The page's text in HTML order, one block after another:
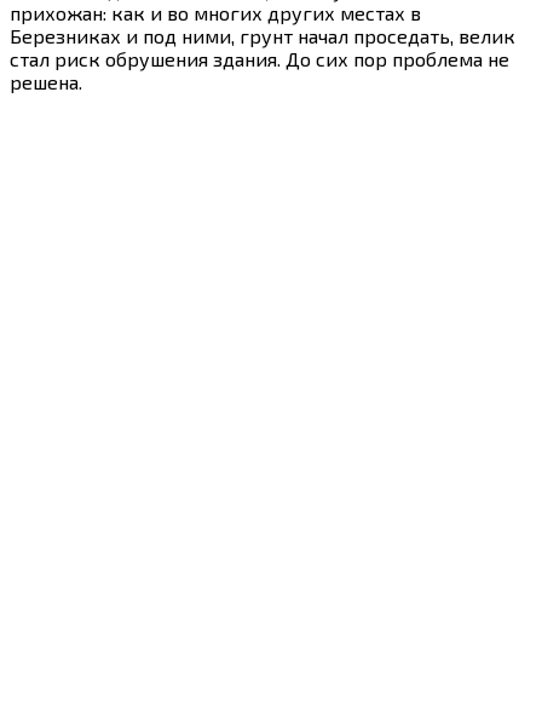
прихожан: как и во многих других местах в
Березниках и под ними, грунт начал проседать, велик
стал риск обрушения здания. До сих пор проблема не
решена.